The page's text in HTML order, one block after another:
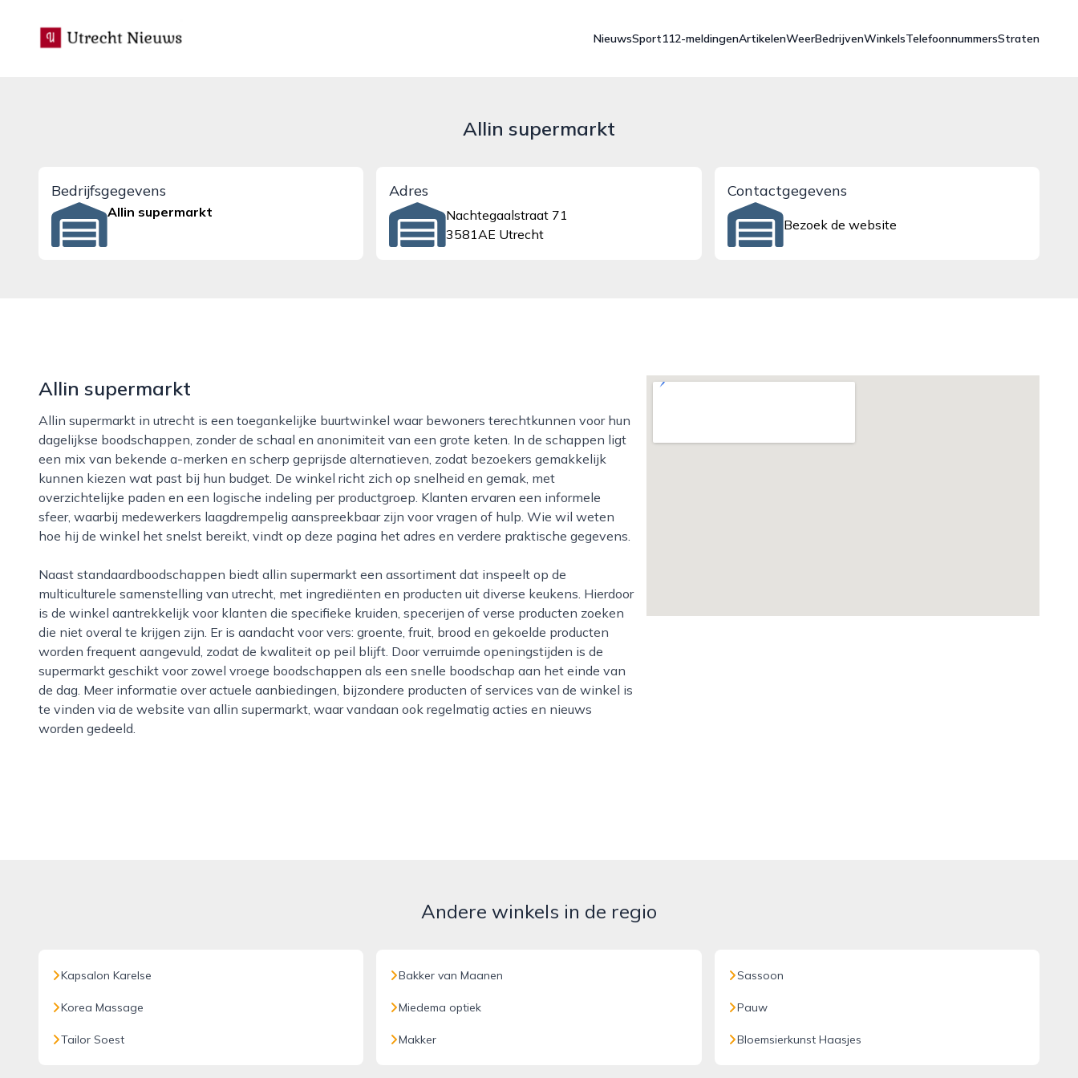
utrecht-nieuws.nl
NieuwsSport112-meldingenArtikelenWeerBedrijvenWinkelsTelefoonnummersStraten
Allin supermarkt
Bedrijfsgegevens
Allin supermarkt
Adres
Nachtegaalstraat 71
3581AE Utrecht
Contactgegevens
Bezoek de website
Allin supermarkt
Allin supermarkt in utrecht is een toegankelijke buurtwinkel waar bewoners terechtkunnen voor hun
dagelijkse boodschappen, zonder de schaal en anonimiteit van een grote keten. In de schappen ligt
een mix van bekende a-merken en scherp geprijsde alternatieven, zodat bezoekers gemakkelijk
kunnen kiezen wat past bij hun budget. De winkel richt zich op snelheid en gemak, met
overzichtelijke paden en een logische indeling per productgroep. Klanten ervaren een informele
sfeer, waarbij medewerkers laagdrempelig aanspreekbaar zijn voor vragen of hulp. Wie wil weten
hoe hij de winkel het snelst bereikt, vindt op deze pagina het adres en verdere praktische gegevens.
Naast standaardboodschappen biedt allin supermarkt een assortiment dat inspeelt op de
multiculturele samenstelling van utrecht, met ingrediënten en producten uit diverse keukens. Hierdoor
is de winkel aantrekkelijk voor klanten die specifieke kruiden, specerijen of verse producten zoeken
die niet overal te krijgen zijn. Er is aandacht voor vers: groente, fruit, brood en gekoelde producten
worden frequent aangevuld, zodat de kwaliteit op peil blijft. Door verruimde openingstijden is de
supermarkt geschikt voor zowel vroege boodschappen als een snelle boodschap aan het einde van
de dag. Meer informatie over actuele aanbiedingen, bijzondere producten of services van de winkel is
te vinden via de website van allin supermarkt, waar vandaan ook regelmatig acties en nieuws
worden gedeeld.
Andere winkels in de regio
Kapsalon Karelse
Korea Massage
Tailor Soest
Bakker van Maanen
Miedema optiek
Makker
Sassoon
Pauw
Bloemsierkunst Haasjes